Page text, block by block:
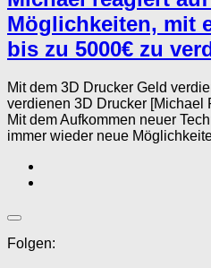
Möglichkeiten, mit
bis zu 5000€ zu
Mit dem 3D Drucker Geld
verdienen 3D Drucker
Mit dem Aufkommen neuer
immer wieder neue
Folgen: